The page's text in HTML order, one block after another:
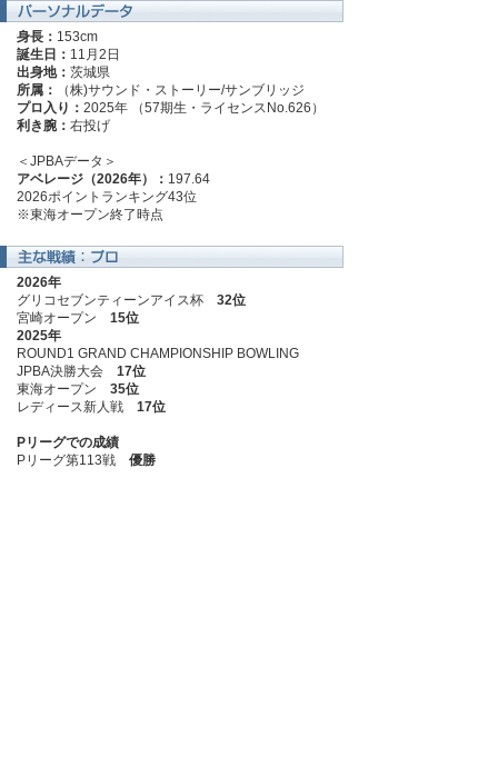
身長： 153cm
誕生日： 11月2日
出身地： 茨城県
所属：
（株)サウンド・ストーリー/サンブリッジ
プロ入り： 2025年 （57期生・ライセンスNo.626）
利き腕： 右投げ
＜JPBAデータ＞
アベレージ（2026年）： 197.64
2026ポイントランキング43位
※東海オープン終了時点
2026年
グリコセブンティーンアイス杯 32位
宮崎オープン 15位
2025年
ROUND1 GRAND CHAMPIONSHIP BOWLING
JPBA決勝大会 17位
東海オープン 35位
レディース新人戦 17位
Pリーグでの成績
Pリーグ第113戦 優勝